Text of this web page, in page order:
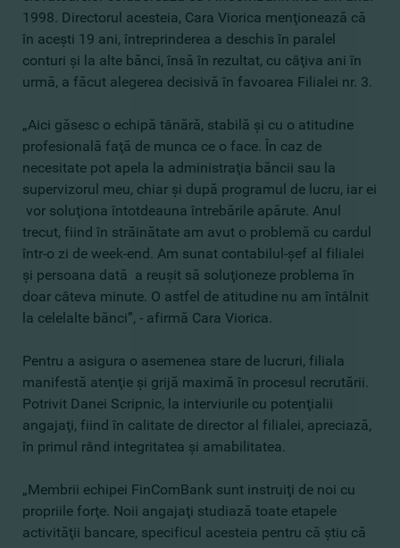
1998. Directorul acesteia, Cara Viorica menţionează că
în aceşti 19 ani, întreprinderea a deschis în paralel
conturi şi la alte bănci, însă în rezultat, cu câţiva ani în
urmă, a făcut alegerea decisivă în favoarea Filialei nr. 3.
„Aici găsesc o echipă tânără, stabilă şi cu o atitudine
profesională faţă de munca ce o face. În caz de
necesitate pot apela la administraţia băncii sau la
supervizorul meu, chiar şi după programul de lucru, iar ei
vor soluţiona întotdeauna întrebările apărute. Anul
trecut, fiind în străinătate am avut o problemă cu cardul
într-o zi de week-end. Am sunat contabilul-şef al filialei
şi persoana dată a reuşit să soluţioneze problema în
doar câteva minute. O astfel de atitudine nu am întâlnit
la celelalte bănci”, - afirmă Cara Viorica.
Pentru a asigura o asemenea stare de lucruri, filiala
manifestă atenţie şi grijă maximă în procesul recrutării.
Potrivit Danei Scripnic, la interviurile cu potenţialii
angajaţi, fiind în calitate de director al filialei, apreciază,
în primul rând integritatea şi amabilitatea.
„Membrii echipei FinComBank sunt instruiţi de noi cu
propriile forţe. Noii angajaţi studiază toate etapele
activităţii bancare, specificul acesteia pentru că ştiu că